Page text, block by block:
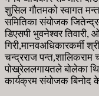
शुसिल गौतमको स्वागत
समितिका संयोजक
डिएसपी भुवनेश्वर
गिरी,मानवअधिकारकर्मी
चन्द्रराज पन्त,शालिकराम
पोख्रेललगायतले बोलेका
कार्यक्रम संयोजक बिनोद